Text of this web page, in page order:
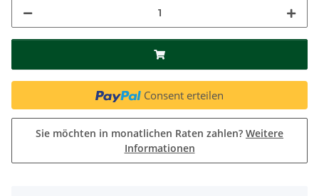
Consent erteilen
Sie möchten in monatlichen Raten zahlen? Weitere
Informationen